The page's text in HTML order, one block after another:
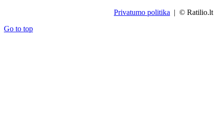
Privatumo politika | © Ratilio.lt
Go to top